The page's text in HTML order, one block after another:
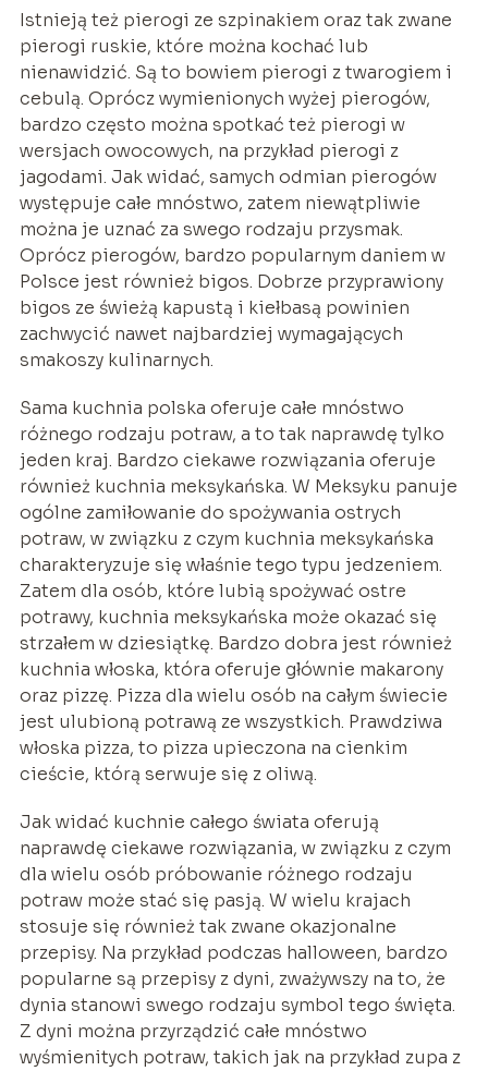
Istnieją też pierogi ze szpinakiem oraz tak zwane
pierogi ruskie, które można kochać lub
nienawidzić. Są to bowiem pierogi z twarogiem i
cebulą. Oprócz wymienionych wyżej pierogów,
bardzo często można spotkać też pierogi w
wersjach owocowych, na przykład pierogi z
jagodami. Jak widać, samych odmian pierogów
występuje całe mnóstwo, zatem niewątpliwie
można je uznać za swego rodzaju przysmak.
Oprócz pierogów, bardzo popularnym daniem w
Polsce jest również bigos. Dobrze przyprawiony
bigos ze świeżą kapustą i kiełbasą powinien
zachwycić nawet najbardziej wymagających
smakoszy kulinarnych.
Sama kuchnia polska oferuje całe mnóstwo
różnego rodzaju potraw, a to tak naprawdę tylko
jeden kraj. Bardzo ciekawe rozwiązania oferuje
również kuchnia meksykańska. W Meksyku panuje
ogólne zamiłowanie do spożywania ostrych
potraw, w związku z czym kuchnia meksykańska
charakteryzuje się właśnie tego typu jedzeniem.
Zatem dla osób, które lubią spożywać ostre
potrawy, kuchnia meksykańska może okazać się
strzałem w dziesiątkę. Bardzo dobra jest również
kuchnia włoska, która oferuje głównie makarony
oraz pizzę. Pizza dla wielu osób na całym świecie
jest ulubioną potrawą ze wszystkich. Prawdziwa
włoska pizza, to pizza upieczona na cienkim
cieście, którą serwuje się z oliwą.
Jak widać kuchnie całego świata oferują
naprawdę ciekawe rozwiązania, w związku z czym
dla wielu osób próbowanie różnego rodzaju
potraw może stać się pasją. W wielu krajach
stosuje się również tak zwane okazjonalne
przepisy. Na przykład podczas halloween, bardzo
popularne są przepisy z dyni, zważywszy na to, że
dynia stanowi swego rodzaju symbol tego święta.
Z dyni można przyrządzić całe mnóstwo
wyśmienitych potraw, takich jak na przykład zupa z